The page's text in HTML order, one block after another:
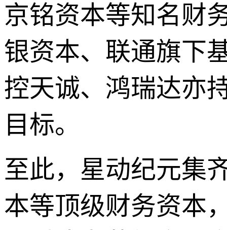
京铭资本等知名财
银资本、联通旗下
控天诚、鸿瑞达亦
目标。
至此，星动纪元集
本等顶级财务资本